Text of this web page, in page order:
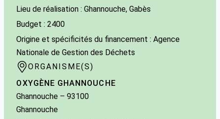
Lieu de réalisation : Ghannouche, Gabès
Budget : 2400
Origine et spécificités du financement : Agence
Nationale de Gestion des Déchets
ORGANISME(S)
OXYGÈNE GHANNOUCHE
Ghannouche –93100
Ghannouche